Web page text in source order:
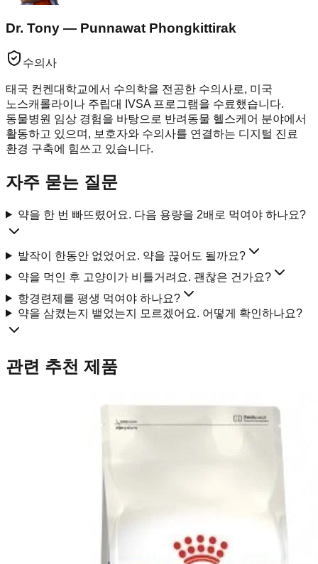
Dr. Tony — Punnawat Phongkittirak
수의사
태국 컨켄대학교에서 수의학을 전공한 수의사로, 미국
노스캐롤라이나 주립대 IVSA 프로그램을 수료했습니다.
동물병원 임상 경험을 바탕으로 반려동물 헬스케어 분야에서
활동하고 있으며, 보호자와 수의사를 연결하는 디지털 진료
환경 구축에 힘쓰고 있습니다.
자주 묻는 질문
약을 한 번 빠뜨렸어요. 다음 용량을 2배로 먹여야 하나요?
발작이 한동안 없었어요. 약을 끊어도 될까요?
약을 먹인 후 고양이가 비틀거려요. 괜찮은 건가요?
항경련제를 평생 먹여야 하나요?
약을 삼켰는지 뱉었는지 모르겠어요. 어떻게 확인하나요?
관련 추천 제품